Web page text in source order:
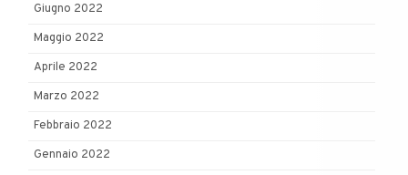
Giugno 2022
Maggio 2022
Aprile 2022
Marzo 2022
Febbraio 2022
Gennaio 2022